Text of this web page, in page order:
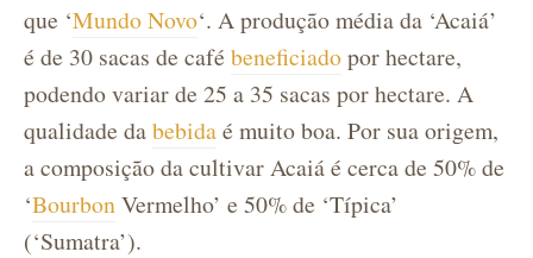
que ‘Mundo Novo‘. A produção média da ‘Acaiá’
é de 30 sacas de café beneficiadopor hectare,
podendo variar de 25 a 35 sacas por hectare. A
qualidade dabebidaé muito boa. Por sua origem,
a composição da cultivar Acaiá é cerca de 50% de
‘BourbonVermelho’ e 50% de ‘Típica’
(‘Sumatra’).